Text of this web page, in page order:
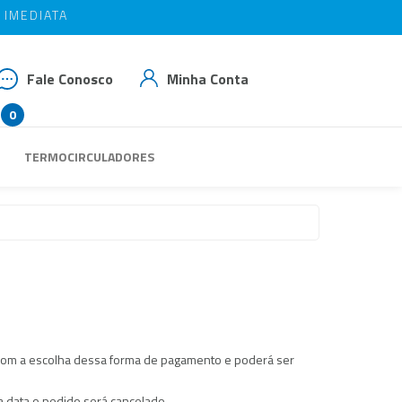
BAIAO10
BAIAO10
Fale Conosco
1769
Minha Conta
0
TERMOCIRCULADORES
a escolha dessa forma de pagamento e poderá ser